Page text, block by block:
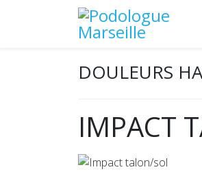
DOULEURS
IMPACT